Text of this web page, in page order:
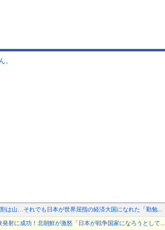
。
は山…それでも日本が世界屈指の経済大国になれた「勤勉...
射に成功！北朝鮮が激怒「日本が戦争国家になろうとして...